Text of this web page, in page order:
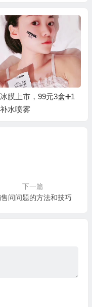
膜上市，99元3盒➕1
水喷雾
下一篇
问问题的方法和技巧